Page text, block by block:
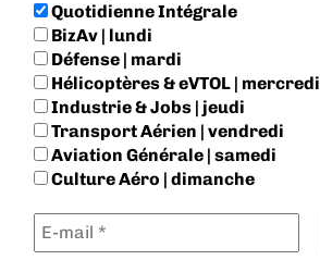
Quotidienne Intégrale
BizAv | lundi
Défense | mardi
Hélicoptères & eVTOL | mercredi
Industrie & Jobs | jeudi
Transport Aérien | vendredi
Aviation Générale | samedi
Culture Aéro | dimanche